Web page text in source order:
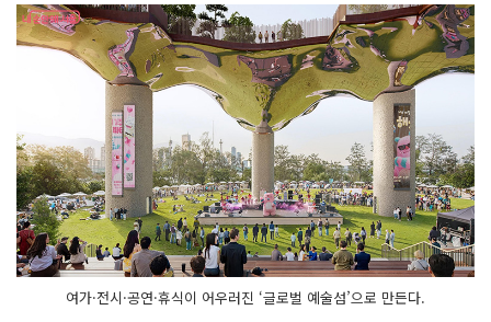
여가·전시·공연·휴식이 어우러진 ‘글로벌 예술섬’으로 만든다.